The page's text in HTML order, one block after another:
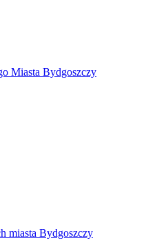
Miasta Bydgoszczy
miasta Bydgoszczy